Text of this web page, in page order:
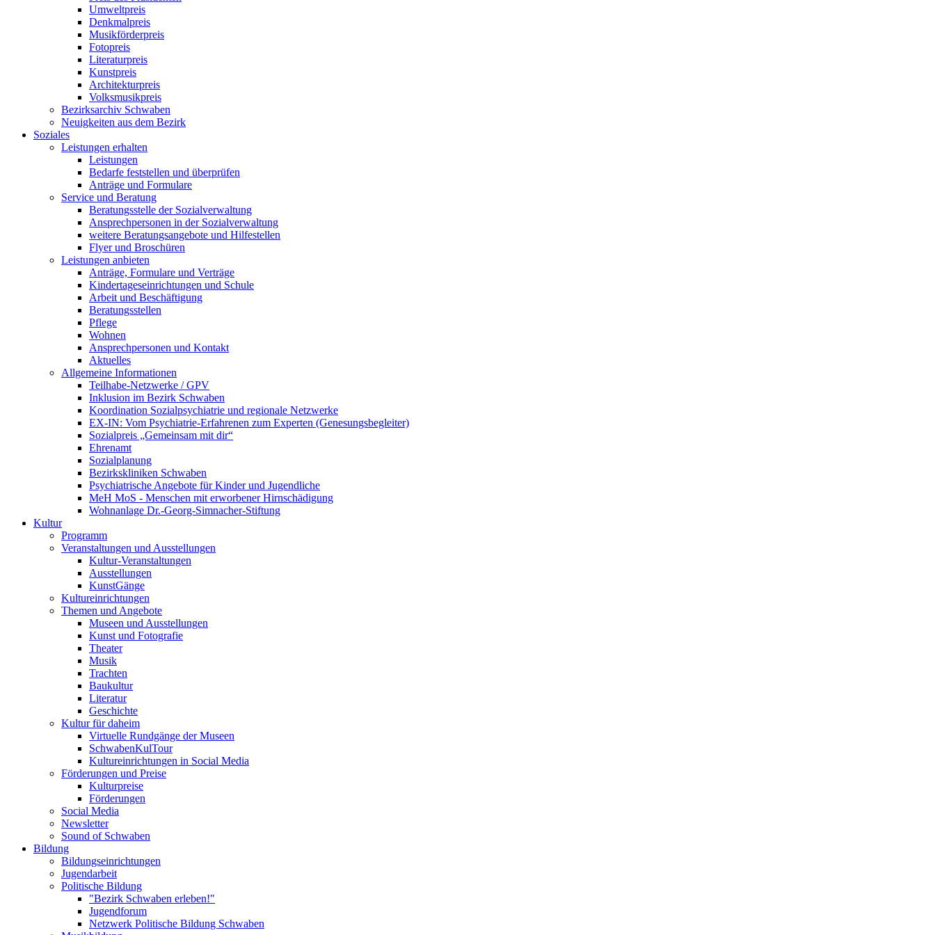
Umweltpreis
Denkmalpreis
Musikförderpreis
Fotopreis
Literaturpreis
Kunstpreis
Architekturpreis
Volksmusikpreis
Bezirksarchiv Schwaben
Neuigkeiten aus dem Bezirk
Soziales
Leistungen erhalten
Leistungen
Bedarfe feststellen und überprüfen
Anträge und Formulare
Service und Beratung
Beratungsstelle der Sozialverwaltung
Ansprechpersonen in der Sozialverwaltung
weitere Beratungsangebote und Hilfestellen
Flyer und Broschüren
Leistungen anbieten
Anträge, Formulare und Verträge
Kindertageseinrichtungen und Schule
Arbeit und Beschäftigung
Beratungsstellen
Pflege
Wohnen
Ansprechpersonen und Kontakt
Aktuelles
Allgemeine Informationen
Teilhabe-Netzwerke / GPV
Inklusion im Bezirk Schwaben
Koordination Sozialpsychiatrie und regionale Netzwerke
EX-IN: Vom Psychiatrie-Erfahrenen zum Experten (Genesungsbegleiter)
Sozialpreis „Gemeinsam mit dir“
Ehrenamt
Sozialplanung
Bezirkskliniken Schwaben
Psychiatrische Angebote für Kinder und Jugendliche
MeH MoS - Menschen mit erworbener Hirnschädigung
Wohnanlage Dr.-Georg-Simnacher-Stiftung
Kultur
Programm
Veranstaltungen und Ausstellungen
Kultur-Veranstaltungen
Ausstellungen
KunstGänge
Kultureinrichtungen
Themen und Angebote
Museen und Ausstellungen
Kunst und Fotografie
Theater
Musik
Trachten
Baukultur
Literatur
Geschichte
Kultur für daheim
Virtuelle Rundgänge der Museen
SchwabenKulTour
Kultureinrichtungen in Social Media
Förderungen und Preise
Kulturpreise
Förderungen
Social Media
Newsletter
Sound of Schwaben
Bildung
Bildungseinrichtungen
Jugendarbeit
Politische Bildung
"Bezirk Schwaben erleben!"
Jugendforum
Netzwerk Politische Bildung Schwaben